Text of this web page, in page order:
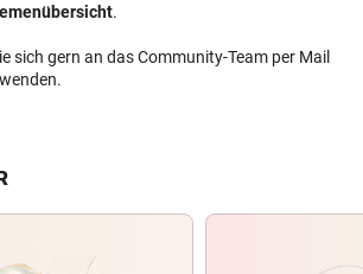
.
sich gern an das Community-Team per Mail
wenden.